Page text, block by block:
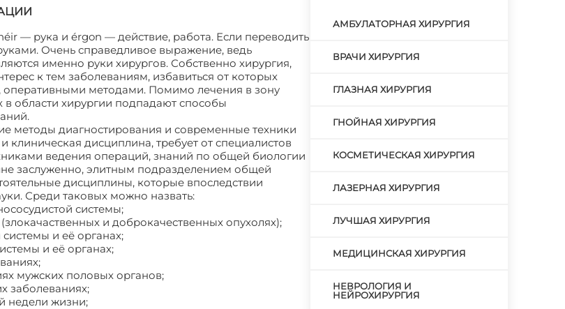
— рука и érgon — действие, работа. Если переводить
Очень справедливое выражение, ведь
именно руки хирургов. Собственно хирургия,
к тем заболеваниям, избавиться от которых
оперативными методами. Помимо лечения в зону
области хирургии подпадают способы
методы диагностирования и современные техники
дисциплина, требует от специалистов
ведения операций, знаний по общей биологии
заслуженно, элитным подразделением общей
дисциплины, которые впоследствии
Среди таковых можно назвать:
системы;
и доброкачественных опухолях);
и её органах;
и её органах;
мужских половых органов;
заболеваниях;
недели жизни;
АМБУЛАТОРНАЯ ХИРУРГИЯ
ВРАЧИ ХИРУРГИЯ
ГЛАЗНАЯ ХИРУРГИЯ
ГНОЙНАЯ ХИРУРГИЯ
КОСМЕТИЧЕСКАЯ ХИРУРГИЯ
ЛАЗЕРНАЯ ХИРУРГИЯ
ЛУЧШАЯ ХИРУРГИЯ
МЕДИЦИНСКАЯ ХИРУРГИЯ
НЕВРОЛОГИЯ И
НЕЙРОХИРУРГИЯ